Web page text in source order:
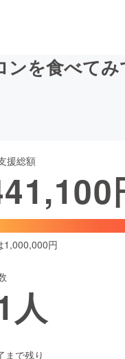
ファッショ
ンを食べて
援総額
1,000,000円
人
まで残り